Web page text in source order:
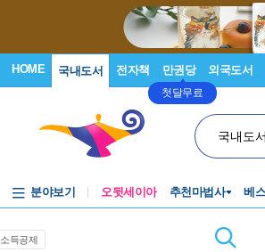
HOME 국내도서 전자책 만권당
첫달무료
외국도서
국내도
분야보기 오뒷세이아 추천마법사 베
소득공제